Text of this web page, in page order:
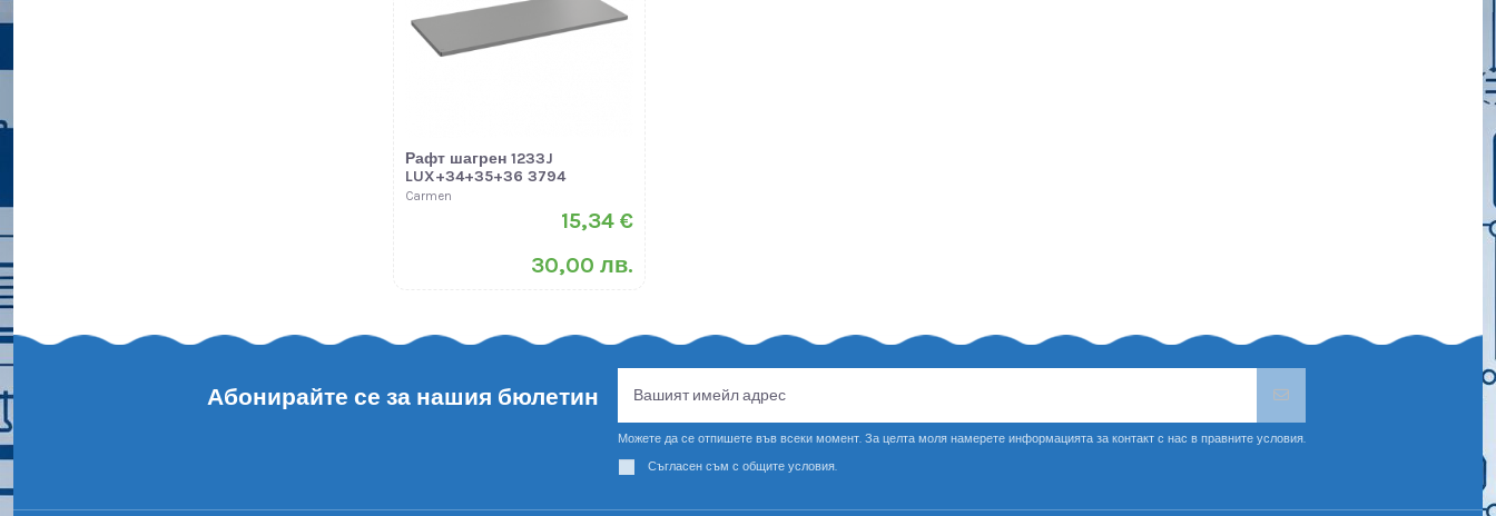
Рафт шагрен 1233J
LUX+34+35+36 3794
Carmen
15,34 €
30,00 лв.
Абонирайте се за нашия бюлетин
Можете да се отпишете във всеки момент. За целта моля намерете информацията за контакт с нас в правните условия.
Съгласен съм с общите условия.